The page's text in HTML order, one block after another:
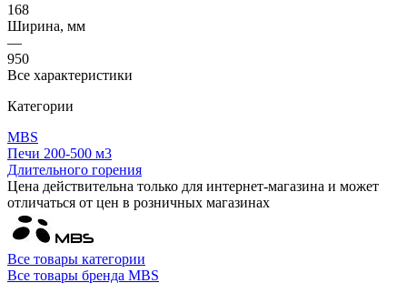
168
Ширина, мм
—
950
Все характеристики
Категории
MBS
Печи 200-500 м3
Длительного горения
Цена действительна только для интернет-магазина и может
отличаться от цен в розничных магазинах
Все товары категории
Все товары бренда MBS